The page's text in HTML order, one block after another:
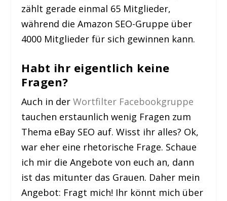
zählt gerade einmal 65 Mitglieder,
während die Amazon SEO-Gruppe über
4000 Mitglieder für sich gewinnen kann.
Habt ihr eigentlich keine
Fragen?
Auch in derWortfilter Facebookgruppe
tauchen erstaunlich wenig Fragen zum
Thema eBay SEO auf. Wisst ihr alles? Ok,
war eher eine rhetorische Frage. Schaue
ich mir die Angebote von euch an, dann
ist das mitunter das Grauen. Daher mein
Angebot: Fragt mich! Ihr könnt mich über